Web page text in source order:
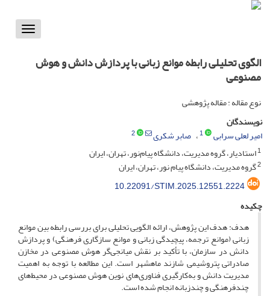
Toggle
الگوی تحلیلی رابطه موانع زبانی با پردازش دانش و هوش
مصنوعی
نوع مقاله : مقاله پژوهشی
نویسندگان
امیر لعلی سرابی
1 صابر شکری
2
1استادیار، گروه مدیریت، دانشگاه پیام‌نور، تهران، ایران
2گروه مدیریت، دانشگاه پیام نور، تهران، ایران
10.22091/STIM.2025.12551.2224
چکیده
هدف: هدف این پژوهش، ارائه الگویی تحلیلی برای بررسی رابطه بین موانع
زبانی (موانع ترجمه، پیچیدگی زبانی و موانع سازگاری فرهنگی) و پردازش
دانش در سازمان، با تأکید بر نقش میانجی‌گر هوش مصنوعی در مخازن
صادراتی پتروشیمی شازند ماهشهر است. این مطالعه با توجه به اهمیت
مدیریت دانش و به‌کارگیری فناوری‌های نوین هوش مصنوعی در محیط‌های
چندفرهنگی و چندزبانه انجام شده است.